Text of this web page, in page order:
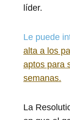
líder.
Le puede
alta a los
aptos para
semanas.
La